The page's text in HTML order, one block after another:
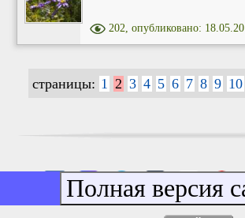
202, опубликовано:
страницы: 1 2 3 4 5 6 7 8 9 10